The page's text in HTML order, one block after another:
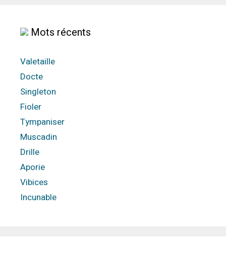
Mots récents
Valetaille
Docte
Singleton
Fioler
Tympaniser
Muscadin
Drille
Aporie
Vibices
Incunable